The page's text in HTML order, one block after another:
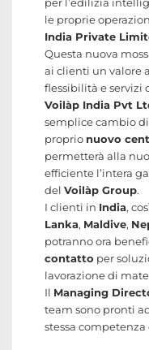
le proprie
India Private
Questa nuova
ai clienti un valore
flessibilità e
Voilàp India Pvt
semplice cambio
proprio nuovo
permetterà alla
efficiente l’intera
del Voilàp Group.
I clienti in India,
Lanka, Maldive,
potranno ora
contatto per
lavorazione di
Il Managing
team sono pronti
stessa